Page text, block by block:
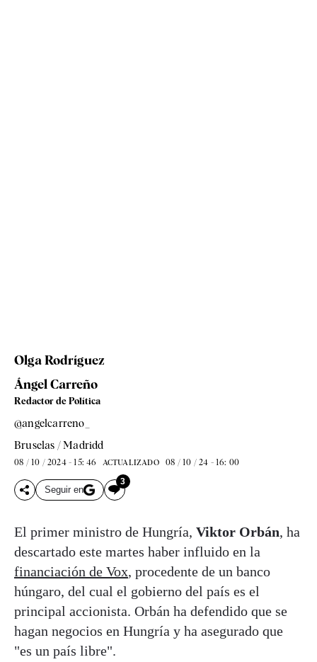
Olga Rodríguez
Ángel Carreño
Redactor de Política
@angelcarreno_
Bruselas / Madridd
08 / 10 / 2024 - 15: 46 ACTUALIZADO 08 / 10 / 24 - 16: 00
Seguir en
3
El primer ministro de Hungría, Viktor Orbán, ha
descartado este martes haber influido en la
financiación de Vox, procedente de un banco
húngaro, del cual el gobierno del país es el
principal accionista. Orbán ha defendido que se
hagan negocios en Hungría y ha asegurado que
"es un país libre".